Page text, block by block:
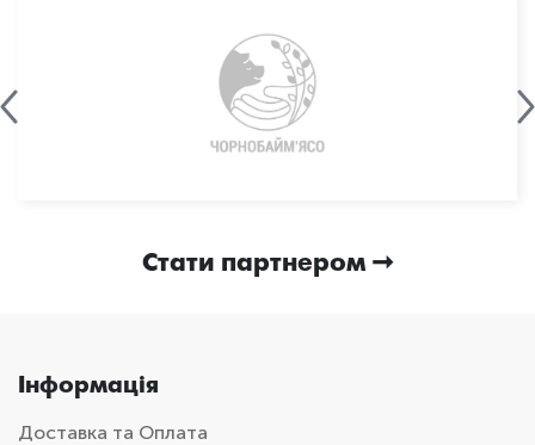
Стати партнером
Інформація
Доставка та Оплата